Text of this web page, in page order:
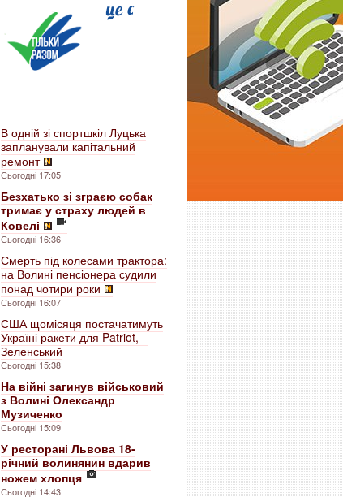
В одній зі спортшкіл Луцька
запланували капітальний
ремонт
Сьогодні 17:05
Безхатько зі зграєю собак
тримає у страху людей в
Ковелі
Сьогодні 16:36
Смерть під колесами трактора:
на Волині пенсіонера судили
понад чотири роки
Сьогодні 16:07
США щомісяця постачатимуть
Україні ракети для Patriot, –
Зеленський
Сьогодні 15:38
На війні загинув військовий
з Волині Олександр
Музиченко
Сьогодні 15:09
У ресторані Львова 18-
річний волинянин вдарив
ножем хлопця
Сьогодні 14:43